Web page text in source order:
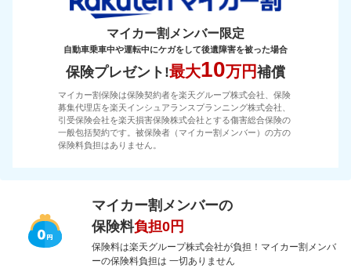
マイカー割メンバー限定
自動車乗車中や運転中にケガをして後遺障害を被った場合
保険プレゼント!最大10万円補償
マイカー割保険は保険契約者を楽天グループ株式会社、保険
募集代理店を楽天インシュアランスプランニング株式会社、
引受保険会社を楽天損害保険株式会社とする傷害総合保険の
一般包括契約です。被保険者（マイカー割メンバー）の方の
保険料負担はありません。
マイカー割メンバーの
保険料負担0円
保険料は楽天グループ株式会社が負担！マイカー割メンバ
ーの保険料負担は 一切ありません